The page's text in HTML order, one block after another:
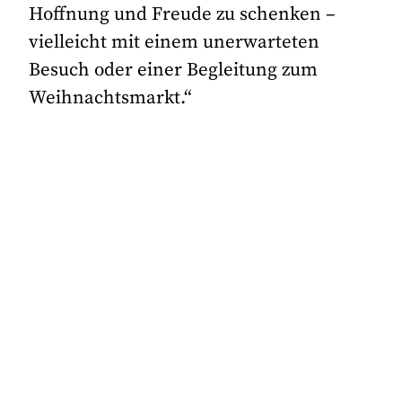
Hoffnung und Freude zu schenken –
vielleicht mit einem unerwarteten
Besuch oder einer Begleitung zum
Weihnachtsmarkt.“